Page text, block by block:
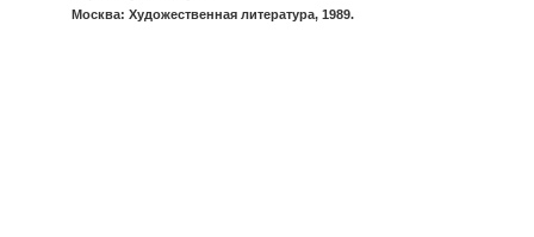
Москва: Художественная литература, 1989.